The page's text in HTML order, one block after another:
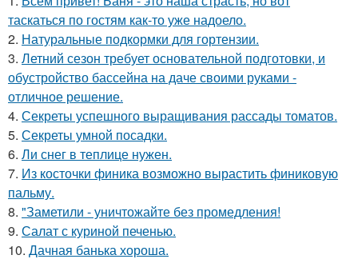
таскаться по гостям как-то уже надоело.
2. Натуральные подкормки для гортензии.
3. Летний сезон требует основательной подготовки, и
обустройство бассейна на даче своими руками -
отличное решение.
4. Секреты успешного выращивания рассады томатов.
5. Секреты умной посадки.
6. Ли снег в теплице нужен.
7. Из косточки финика возможно вырастить финиковую
пальму.
8. "Заметили - уничтожайте без промедления!
9. Салат с куриной печенью.
10. Дачная банька хороша.